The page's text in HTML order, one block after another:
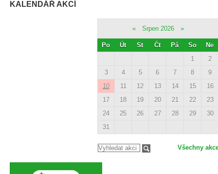
KALENDÁŘ AKCÍ
« Srpen 2026 »
Po Út St Čt Pá So
Ne
1
2
3
4 5 6 7 8
9
10
11 12 13 14 15
16
17
18 19 20 21 22
23
24
25 26 27 28 29
30
31
Všechny